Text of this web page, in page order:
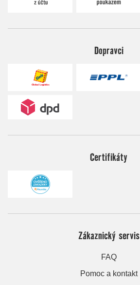
Dopravci
Certifikáty
Zákaznický servis
FAQ
Pomoc a kontakt